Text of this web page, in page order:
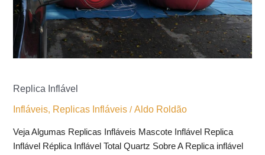
Replica Inflável
Infláveis, Replicas Infláveis /Aldo Roldão
Veja Algumas Replicas Infláveis Mascote Inflável Replica
Inflável Réplica Inflável Total Quartz Sobre A Replica inflável